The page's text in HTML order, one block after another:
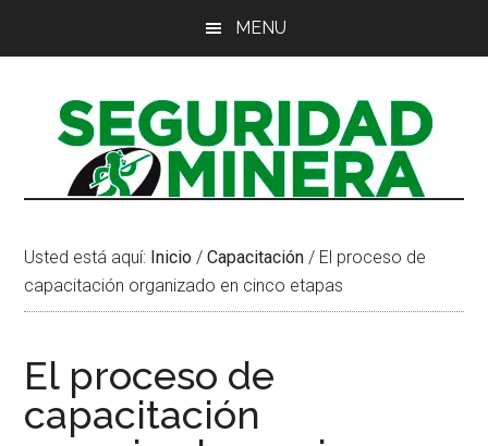
principal
MENU
Usted está aquí: Inicio / Capacitación / El proceso de
capacitación organizado en cinco etapas
El proceso de
capacitación